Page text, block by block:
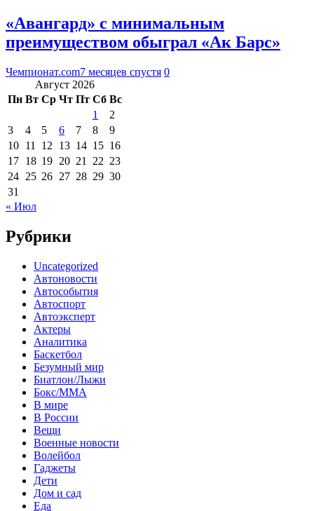
«Авангард» с минимальным
преимуществом обыграл «Ак Барс»
Чемпионат.com7 месяцев спустя 0
Август 2026
Пн Вт Ср Чт Пт Сб Вс
1
2
3
4 5 6 7 8
9
10 11 12 13 14 15 16
17 18 19 20 21 22 23
24 25 26 27 28 29 30
31
« Июл
Рубрики
Uncategorized
Автоновости
Автособытия
Автоспорт
Автоэксперт
Актеры
Аналитика
Баскетбол
Безумный мир
Биатлон/Лыжи
Бокс/MMA
В мире
В России
Вещи
Военные новости
Волейбол
Гаджеты
Дети
Дом и сад
Еда